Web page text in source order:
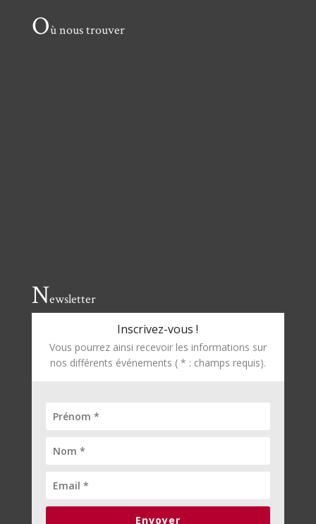
Où nous trouver
Newsletter
Inscrivez-vous !
Vous pourrez ainsi recevoir les informations sur
nos différents événements ( * : champs requis).
Envoyer